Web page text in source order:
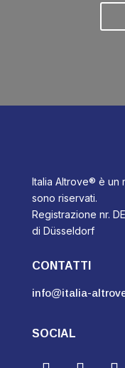
Italia Altrove® è un
sono riservati.
Registrazione nr.
di Düsseldorf
CONTATTI
info@italia-
SOCIAL